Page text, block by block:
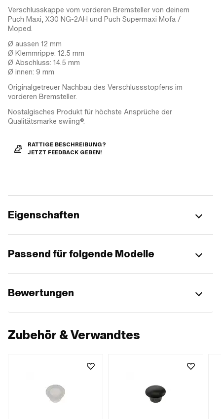
Verschlusskappe vom vorderen Bremsteller von deinem
Puch Maxi, X30 NG-2AH und Puch Supermaxi Mofa /
Moped.
Ø aussen 12 mm
Ø Klemmrippe: 12.5 mm
Ø Abschluss: 14.5 mm
Ø innen: 9 mm
Originalgetreuer Nachbau des Verschlussstopfens im
vorderen Bremsteller.
Nostalgisches Produkt für höchste Ansprüche der
Qualitätsmarke swiing®.
RATTIGE BESCHREIBUNG?
JETZT FEEDBACK GEBEN!
Eigenschaften
Passend für folgende Modelle
Bewertungen
Zubehör & Verwandtes